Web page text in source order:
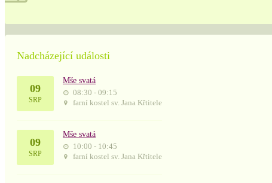
Nadcházející události
09
SRP
Mše svatá
08:30 - 09:15
farní kostel sv. Jana Křtitele
09
SRP
Mše svatá
10:00 - 10:45
farní kostel sv. Jana Křtitele